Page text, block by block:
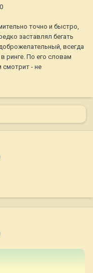
точно и быстро,
заставлял бегать
всегда
ринге. По его словам
смотрит - не